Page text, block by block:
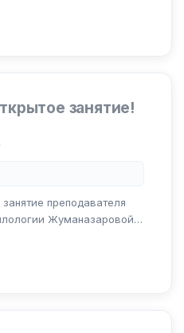
открытый урок на
будущего»).
занятие!
преподавателя
Жуманазаровой